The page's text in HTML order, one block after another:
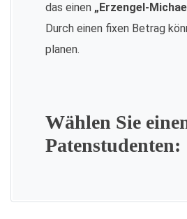
das einen „Erzengel-
Durch einen fixen Betrag
planen.
Wählen Sie
Patenstudenten: